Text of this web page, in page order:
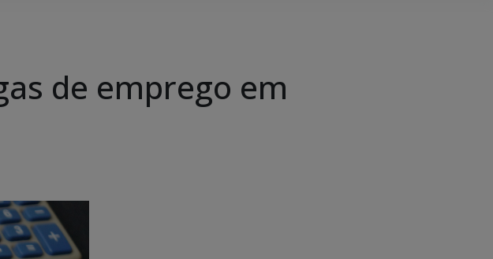
de emprego em